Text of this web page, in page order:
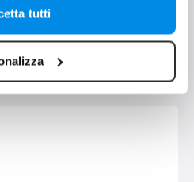
tutti
simili